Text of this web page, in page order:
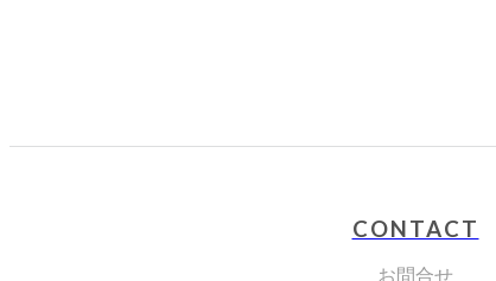
CONTACT
お問合せ